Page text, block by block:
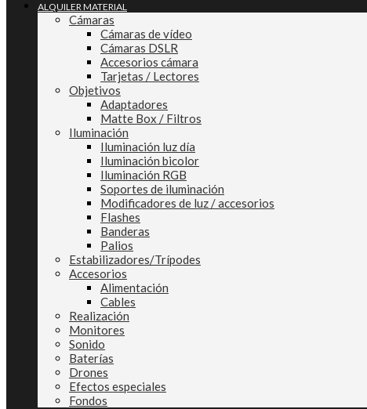
ALQUILER MATERIAL
Cámaras
Cámaras de vídeo
Cámaras DSLR
Accesorios cámara
Tarjetas / Lectores
Objetivos
Adaptadores
Matte Box / Filtros
Iluminación
Iluminación luz día
Iluminación bicolor
Iluminación RGB
Soportes de iluminación
Modificadores de luz / accesorios
Flashes
Banderas
Palios
Estabilizadores/Trípodes
Accesorios
Alimentación
Cables
Realización
Monitores
Sonido
Baterías
Drones
Efectos especiales
Fondos